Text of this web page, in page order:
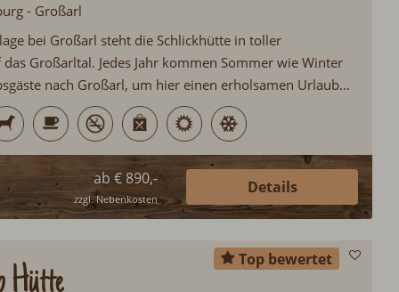
- Großarl
bei Großarl steht die Schlickhütte in toller
Großarltal. Jedes Jahr kommen Sommer wie Winter
nach Großarl, um hier einen erholsamen Urlaub
Natur genießen zu können. Die Schlickhütte ist mit
Ein Frühstückservice wird in der Schlickhütte
ab € 890,-
zzgl. Nebenkosten
Details
Hütte
Top bewertet